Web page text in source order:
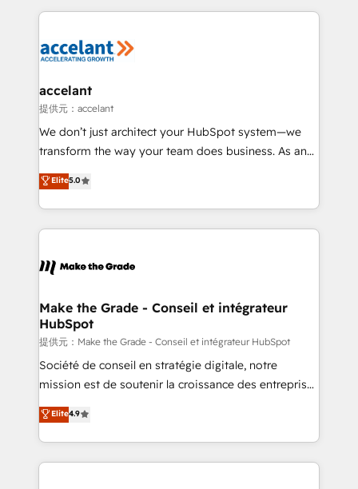
vos processus, la fiabilisation de vos données et
la plateforme. Nos domaines d'intervention : -
& reprise de données - Stratégie RevOps &
alignement Marketing / Sales - Data, reporting &
tableaux de bord - Onboarding, audit &
optimisation - Intégrations métiers (ERP, téléphonie,
changement Nous intervenons auprès des PME, ETI
et grandes entreprises en France et à l'international,
& logistique.
accelant
提供元：accelant
We don’t just architect your HubSpot system—we
transform the way your team does business. As an
Elite HubSpot Solutions Partner, we specialize in
creating tailored, end-to-end CRM solutions that
accelerate growth, improve operational efficiency,
and ensure faster time to value on HubSpot. What
day one, our team takes the time to deeply
strategies that deliver impactful results. Our mission
is to empower you to unlock HubSpot’s full potential
—faster. Through expert training, unmatched
responsiveness, and ongoing support, we equip
your team to adopt new systems with confidence
customer engagement.
Elite5.0
Make the Grade - Conseil et intégrateur
HubSpot
提供元：Make the Grade - Conseil et intégrateur HubSpot
Société de conseil en stratégie digitale, notre
mission est de soutenir la croissance des entreprises
B2B à travers l’acquisition de nouveaux clients,
l'intégration CRM et le développement des revenus
auprès de vos comptes existants. En France et à
l'international, nous travaillons avec des ETI
Elite4.9